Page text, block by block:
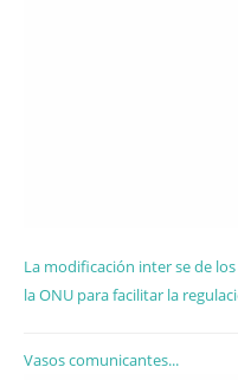
La modificación inter se de
la ONU para facilitar la
Vasos comunicantes...